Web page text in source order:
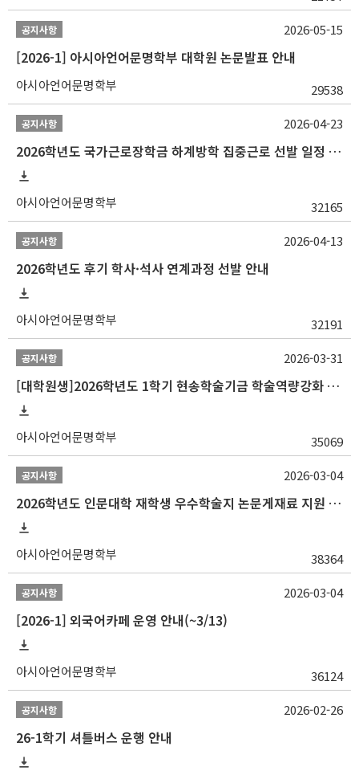
공지사항
[2026-1] 아시아언어문명학부 대학원 논문발표 안내
아시아언어문명학부 29538
2026-05-15
공지사항
2026학년도 국가근로장학금 하계방학 집중근로 선발 일정 안내
아시아언어문명학부 32165
2026-04-23
공지사항
2026학년도 후기 학사·석사 연계과정 선발 안내
아시아언어문명학부 32191
2026-04-13
공지사항
[대학원생]2026학년도 1학기 현송학술기금 학술역량강화 사업 안내
아시아언어문명학부 35069
2026-03-31
공지사항
2026학년도 인문대학 재학생 우수학술지 논문게재료 지원 안내
아시아언어문명학부 38364
2026-03-04
공지사항
[2026-1] 외국어카페 운영 안내(~3/13)
아시아언어문명학부 36124
2026-03-04
공지사항
26-1학기 셔틀버스 운행 안내
2026-02-26